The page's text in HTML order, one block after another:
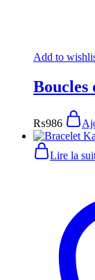
Add to
Boucles
₨986
Lire la